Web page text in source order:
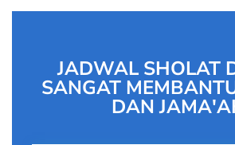
JADWAL SHOLAT
SANGAT
DAN